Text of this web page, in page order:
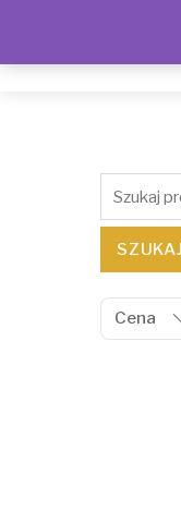
Szukaj:
SZUKAJ
Cena